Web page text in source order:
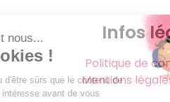
Infos
Politique de
Mentions